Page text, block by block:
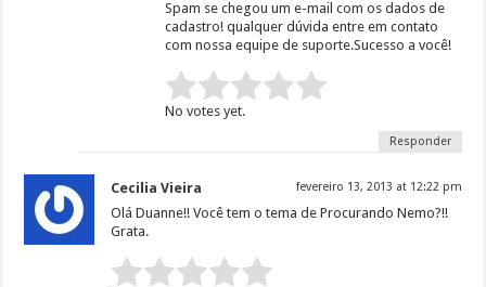
Spam se chegou um e-mail com os dados de
cadastro! qualquer dúvida entre em contato
com nossa equipe de suporte.Sucesso a você!
Rate this item:
Submit Rating
No votes yet.
Responder
Cecilia Vieira fevereiro 13, 2013 at 12:22 pm
Olá Duanne!! Você tem o tema de Procurando Nemo?!!
Grata.
Rate this item:
Submit Rating